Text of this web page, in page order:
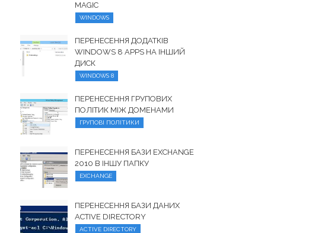
MAGIC
WINDOWS
ПЕРЕНЕСЕННЯ ДОДАТКІВ
WINDOWS 8 APPS НА ІНШИЙ
ДИСК
WINDOWS 8
ПЕРЕНЕСЕННЯ ГРУПОВИХ
ПОЛІТИК МІЖ ДОМЕНАМИ
ГРУПОВІ ПОЛІТИКИ
ПЕРЕНЕСЕННЯ БАЗИ EXCHANGE
2010 В ІНШУ ПАПКУ
EXCHANGE
ПЕРЕНЕСЕННЯ БАЗИ ДАНИХ
ACTIVE DIRECTORY
ACTIVE DIRECTORY